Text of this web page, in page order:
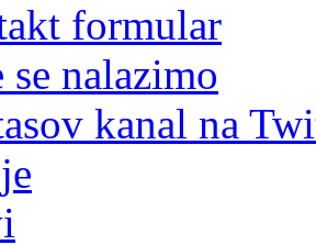
formular
se nalazimo
kanal na